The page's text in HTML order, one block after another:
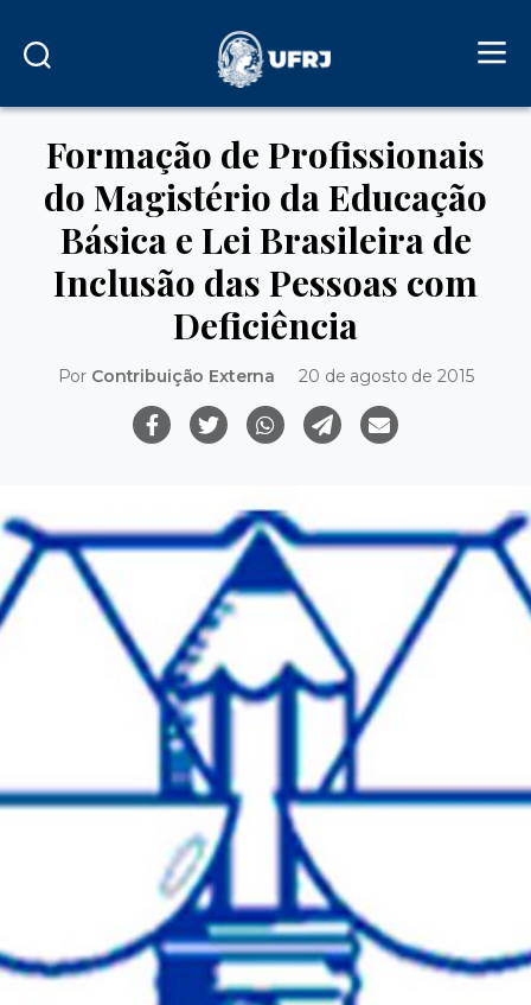
Formação de Profissionais
do Magistério da Educação
Básica e Lei Brasileira de
Inclusão das Pessoas com
Deficiência
Por Contribuição Externa 20 de agosto de 2015